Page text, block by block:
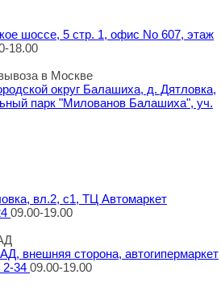
шоссе, 5 стр. 1, офис No 607, этаж
18.00
в Москве
округ Балашиха, д. Дятловка,
парк "Милованов Балашиха", уч.
вл.2, с1, ТЦ Автомаркет
09.00-19.00
внешняя сторона, автогипермаркет
34 09.00-19.00